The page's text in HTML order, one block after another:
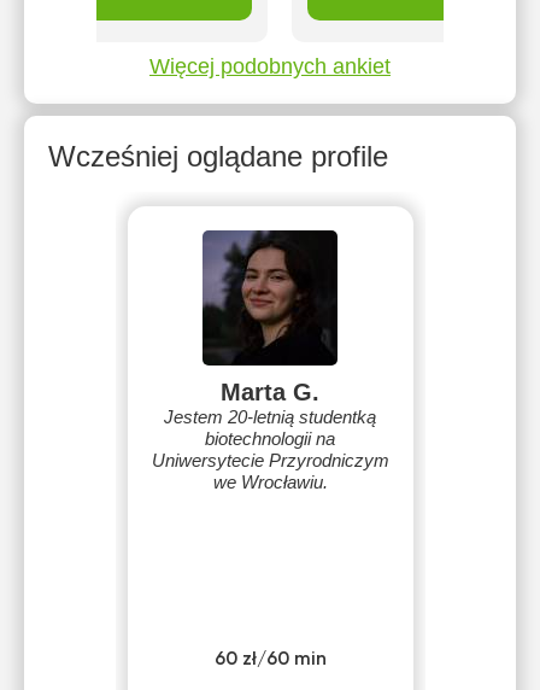
Więcej podobnych ankiet
Wcześniej oglądane profile
Marta G.
Jestem 20-letnią studentką
biotechnologii na
Uniwersytecie Przyrodniczym
we Wrocławiu.
60 zł/60 min